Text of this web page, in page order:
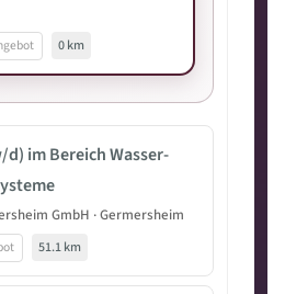
0 km
im Bereich Wasser-
GmbH · Germersheim
51.1 km